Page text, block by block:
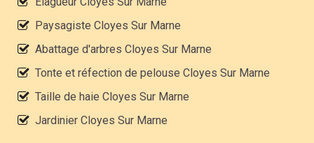
Paysagiste Cloyes Sur Marne
Abattage d'arbres Cloyes Sur Marne
Tonte et réfection de pelouse Cloyes Sur Marne
Taille de haie Cloyes Sur Marne
Jardinier Cloyes Sur Marne